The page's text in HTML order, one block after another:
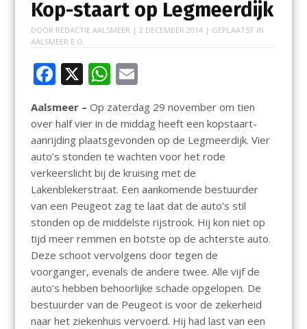
Kop-staart op Legmeerdijk
DOOR REDACTIE AALSMEER | 2 DECEMBER 2014| GEPLAATST IN
AALSMEER E.O.
F
e
b
o
o
k
X W
at
s
A
p
p
E
m
ai
l
Aalsmeer – Op zaterdag 29 november om tien
over half vier in de middag heeft een kopstaart-
aanrijding plaatsgevonden op de Legmeerdijk. Vier
auto’s stonden te wachten voor het rode
verkeerslicht bij de kruising met de
Lakenblekerstraat. Een aankomende bestuurder
van een Peugeot zag te laat dat de auto’s stil
stonden op de middelste rijstrook. Hij kon niet op
tijd meer remmen en botste op de achterste auto.
Deze schoot vervolgens door tegen de
voorganger, evenals de andere twee. Alle vijf de
auto’s hebben behoorlijke schade opgelopen. De
bestuurder van de Peugeot is voor de zekerheid
naar het ziekenhuis vervoerd. Hij had last van een